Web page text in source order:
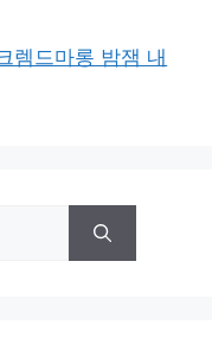
렘드마롱 밤잼 내